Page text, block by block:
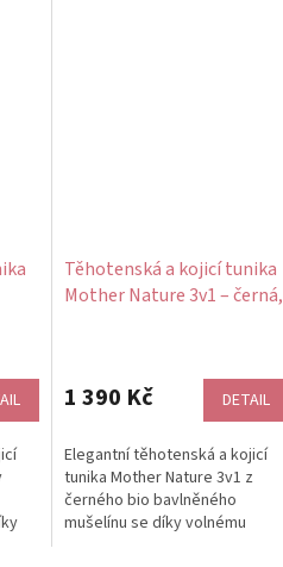
Těhotenská a kojicí tunika
Mother Nature 3v1 – černá,
1 390 Kč DETAIL
Elegantní těhotenská a kojicí
tunika Mother Nature 3v1 z
černého bio bavlněného
mušelínu se díky volnému